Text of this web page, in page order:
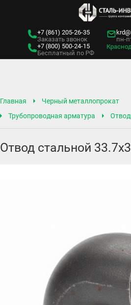
+7 (861) 205-26-35
Заказать звонок
+7 (800) 500-24-15
Бесплатный по РФ
пн-
Главная
Черный металлопрокат
Трубопроводная арматура
Отвод стальной